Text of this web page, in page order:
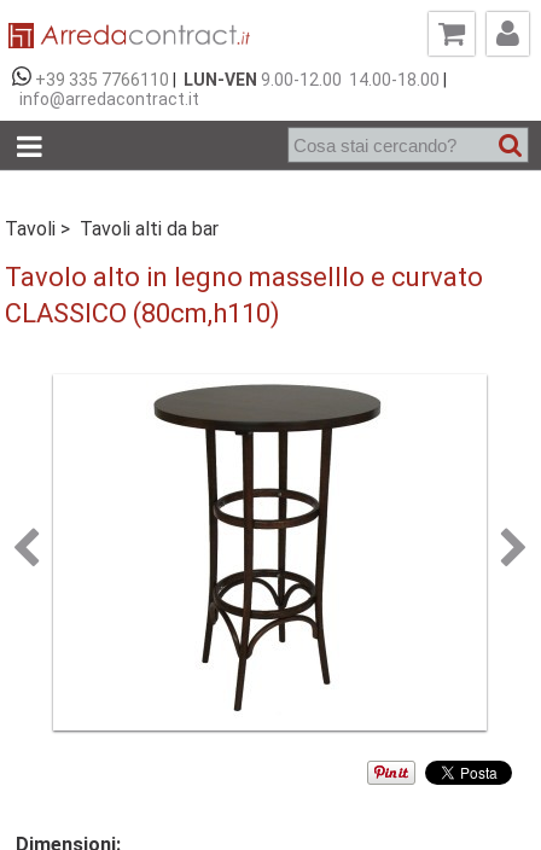
+39 335 7766110 LUN-VEN 9.00-12.00 14.00-18.00
info@arredacontract.it
Tavoli > Tavoli alti da bar
Tavolo alto in legno masselllo e curvato
CLASSICO (80cm,h110)
Dimensioni: